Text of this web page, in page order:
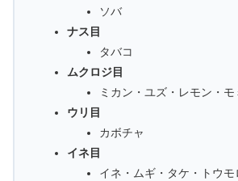
ソバ
ナス目
タバコ
ムクロジ目
ミカン・ユズ・レモン・モ
ウリ目
カボチャ
イネ目
イネ・ムギ・タケ・トウモ